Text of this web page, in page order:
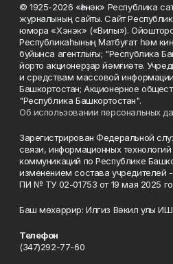
© 1925-2026 «Һәнәк» Республика
журналының сайты. Сайт
юмора «Хэнэк» («Вилы»).
Республикаһының Матбуғат һәм
буйынса агентлығы; "Республика
йорто акционерҙар йәмғиәте.
и средствам массовой
Башкортостан; Акционерное
"Республика Башкортостан".
Об использовании персональных
Зарегистрирован Федеральной
связи, информационных
коммуникаций по Республике
изменением состава учредителей
ПИ № ТУ 02-01753 от 19 мая 2025
Баш мөхәррир: Илгиз Вәкил улы
Телефон
(347)292-77-60